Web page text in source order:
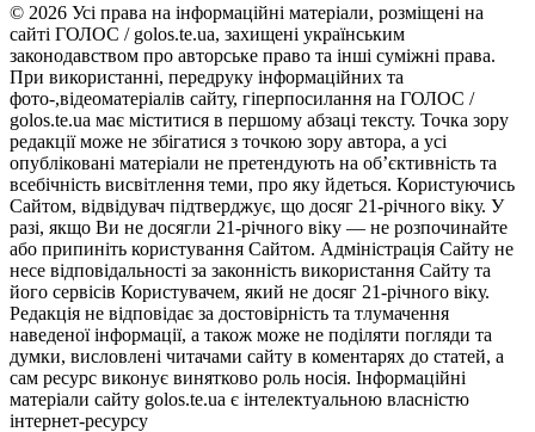
© 2026 Усі права на інформаційні матеріали, розміщені на
сайті ГОЛОС / golos.te.ua, захищені українським
законодавством про авторське право та інші суміжні права.
При використанні, передруку інформаційних та
фото-,відеоматеріалів сайту, гіперпосилання на ГОЛОС /
golos.te.ua має міститися в першому абзаці тексту. Точка зору
редакції може не збігатися з точкою зору автора, а усі
опубліковані матеріали не претендують на об’єктивність та
всебічність висвітлення теми, про яку йдеться. Користуючись
Сайтом, відвідувач підтверджує, що досяг 21-річного віку. У
разі, якщо Ви не досягли 21-річного віку — не розпочинайте
або припиніть користування Сайтом. Адміністрація Сайту не
несе відповідальності за законність використання Сайту та
його сервісів Користувачем, який не досяг 21-річного віку.
Редакція не відповідає за достовірність та тлумачення
наведеної інформації, а також може не поділяти погляди та
думки, висловлені читачами сайту в коментарях до статей, а
сам ресурс виконує винятково роль носія. Інформаційні
матеріали сайту golos.te.ua є інтелектуальною власністю
інтернет-ресурсу